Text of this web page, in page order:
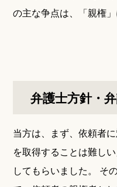
の主な争点は、「親権」
弁護士方針・
当方は、まず、依頼者
を取得することは難し
してもらいました。 そ